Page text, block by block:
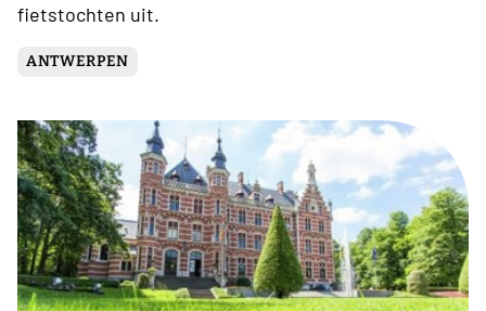
fietstochten uit.
ANTWERPEN